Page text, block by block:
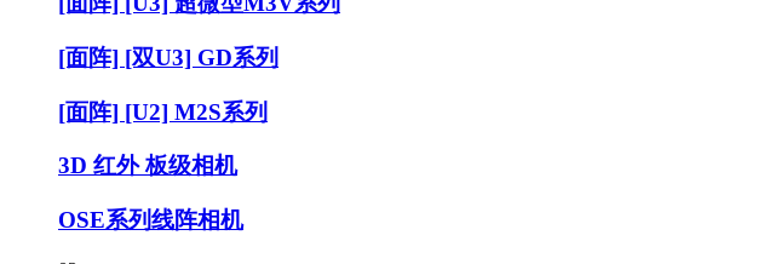
[面阵] [双U3] GD系列
[面阵] [U2] M2S系列
3D 红外 板级相机
OSE系列线阵相机